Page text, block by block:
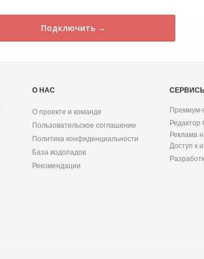
Подключить →
О НАС
О проекте и команде
Пользовательское соглашение
Политика конфиденциальности
База водопадов
Рекомендации
Премиум-
Редактор
Реклама
Доступ к